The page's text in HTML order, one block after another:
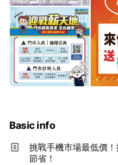
Basic info
挑戰手機市場最低價
節省！